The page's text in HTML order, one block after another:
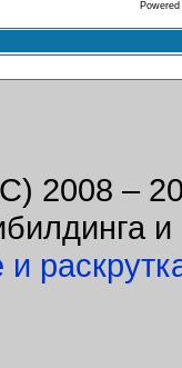
2008 –